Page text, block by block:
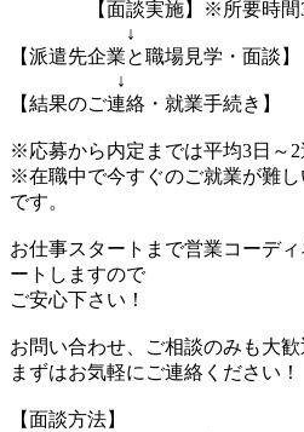
【面談実施】※所要時間
↓
【派遣先企業と職場見学・面談】
↓
【結果のご連絡・就業手続き】
※応募から内定までは平均3日～2
※在職中で今すぐのご就業が難
です。
お仕事スタートまで営業コーデ
ートしますので
ご安心下さい！
お問い合わせ、ご相談のみも大歓
まずはお気軽にご連絡ください！
【面談方法】